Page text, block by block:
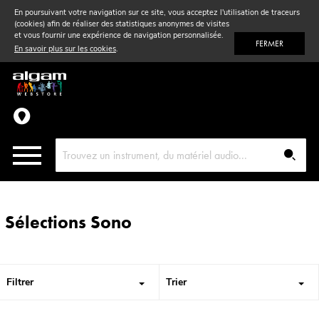
En poursuivant votre navigation sur ce site, vous acceptez l'utilisation de traceurs
(cookies) afin de réaliser des statistiques anonymes de visites
et vous fournir une expérience de navigation personnalisée.
En savoir plus sur les cookies. FERMER
Vent& Violon
Accessoires
Pièces détachées
Sélections Sono
Trier
Filtrer